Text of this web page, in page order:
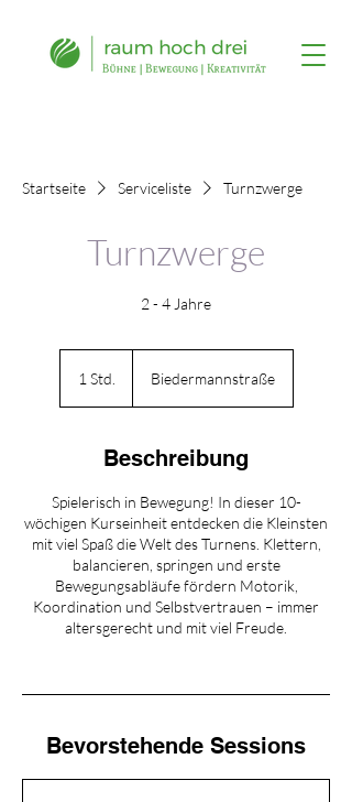
Startseite Serviceliste Turnzwerge
Turnzwerge
2 - 4 Jahre
1 Std. Biedermannstraße
Beschreibung
Spielerisch in Bewegung! In dieser 10-
wöchigen Kurseinheit entdecken die Kleinsten
mit viel Spaß die Welt des Turnens. Klettern,
balancieren, springen und erste
Bewegungsabläufe fördern Motorik,
Koordination und Selbstvertrauen – immer
altersgerecht und mit viel Freude.
Bevorstehende Sessions